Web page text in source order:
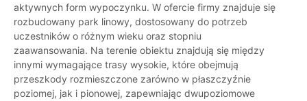
aktywnych form wypoczynku. W ofercie firmy znajduje się
rozbudowany park linowy, dostosowany do potrzeb
uczestników o różnym wieku oraz stopniu
zaawansowania. Na terenie obiektu znajdują się między
innymi wymagające trasy wysokie, które obejmują
przeszkody rozmieszczone zarówno w płaszczyźnie
poziomej, jak i pionowej, zapewniając dwupoziomowe